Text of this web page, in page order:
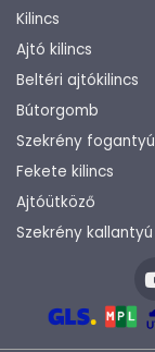
Kilincs
Ajtó kilincs
Beltéri ajtókilincs
Bútorgomb
Szekrény fogantyú
Fekete kilincs
Ajtóütköző
Szekrény kallantyú